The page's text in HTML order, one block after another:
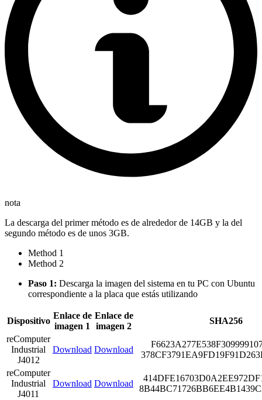
nota
La descarga del primer método es de alrededor de 14GB y la del
segundo método es de unos 3GB.
Method 1
Method 2
Paso 1: Descarga la imagen del sistema en tu PC con Ubuntu
correspondiente a la placa que estás utilizando
Dispositivo
Enlace de
imagen 1
Enlace de
imagen 2
SHA256
reComputer
Industrial
J4012
Download Download
reComputer
Industrial
J4011
Download Download